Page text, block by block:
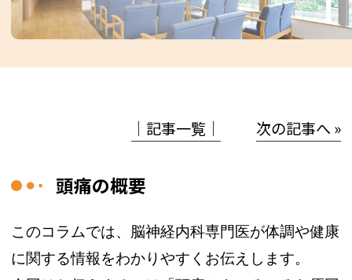
│記事一覧│ 次の記事へ »
頭痛の概要
このコラムでは、脳神経内科専門医が体調や健康
に関する情報をわかりやすくお伝えします。